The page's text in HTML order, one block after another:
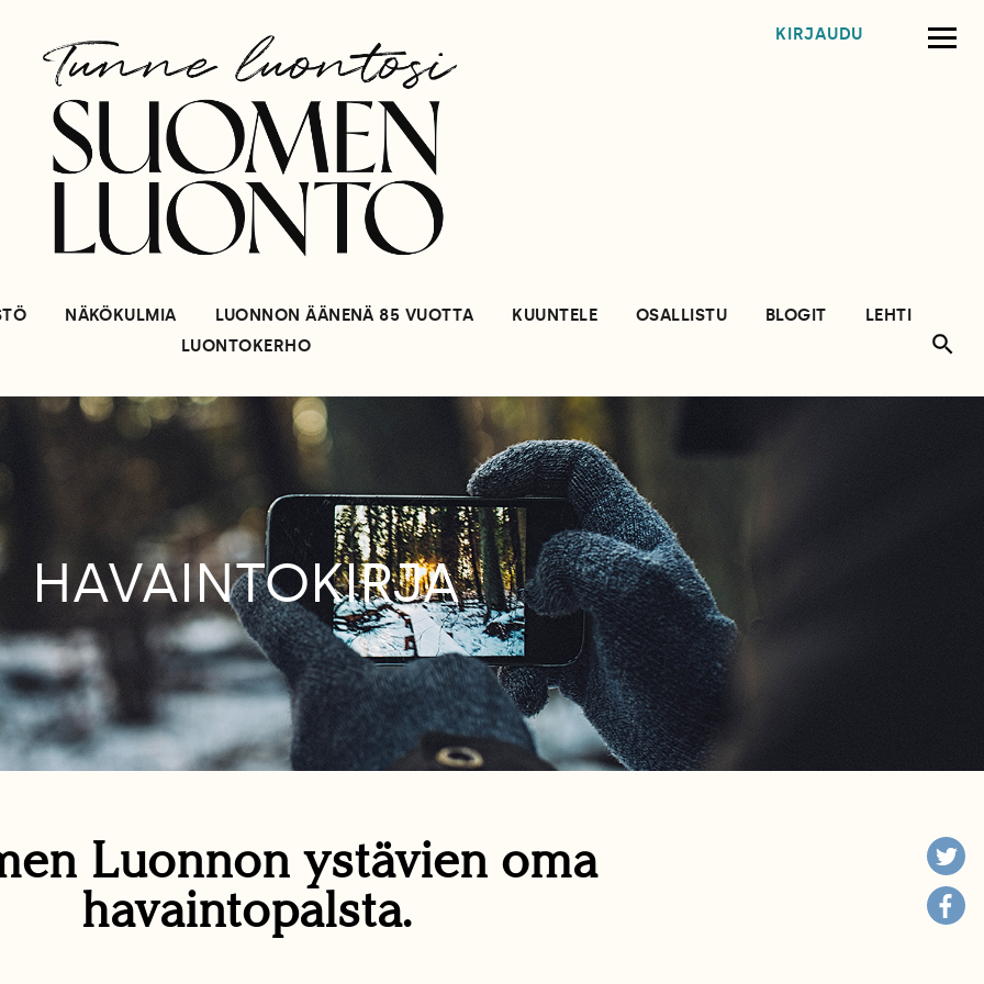
KIRJAUDU
NÄKÖKULMIA LUONNON ÄÄNENÄ 85 VUOTTA KUUNTELE OSALLISTU BLOGIT
LEHTI
LUONTOKERHO
HAVAINTOKIRJA
Luonnon ystävien oma
havaintopalsta.